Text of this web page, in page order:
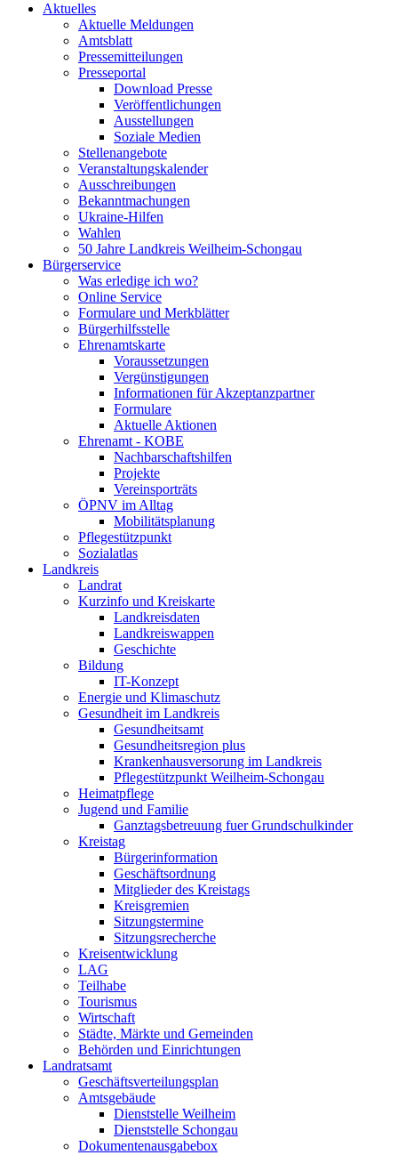
Aktuelles
Aktuelle Meldungen
Amtsblatt
Pressemitteilungen
Presseportal
Download Presse
Veröffentlichungen
Ausstellungen
Soziale Medien
Stellenangebote
Veranstaltungskalender
Ausschreibungen
Bekanntmachungen
Ukraine-Hilfen
Wahlen
50 Jahre Landkreis Weilheim-Schongau
Bürgerservice
Was erledige ich wo?
Online Service
Formulare und Merkblätter
Bürgerhilfsstelle
Ehrenamtskarte
Voraussetzungen
Vergünstigungen
Informationen für Akzeptanzpartner
Formulare
Aktuelle Aktionen
Ehrenamt - KOBE
Nachbarschaftshilfen
Projekte
Vereinsporträts
ÖPNV im Alltag
Mobilitätsplanung
Pflegestützpunkt
Sozialatlas
Landkreis
Landrat
Kurzinfo und Kreiskarte
Landkreisdaten
Landkreiswappen
Geschichte
Bildung
IT-Konzept
Energie und Klimaschutz
Gesundheit im Landkreis
Gesundheitsamt
Gesundheitsregion plus
Krankenhausversorung im Landkreis
Pflegestützpunkt Weilheim-Schongau
Heimatpflege
Jugend und Familie
Ganztagsbetreuung fuer Grundschulkinder
Kreistag
Bürgerinformation
Geschäftsordnung
Mitglieder des Kreistags
Kreisgremien
Sitzungstermine
Sitzungsrecherche
Kreisentwicklung
LAG
Teilhabe
Tourismus
Wirtschaft
Städte, Märkte und Gemeinden
Behörden und Einrichtungen
Landratsamt
Geschäftsverteilungsplan
Amtsgebäude
Dienststelle Weilheim
Dienststelle Schongau
Dokumentenausgabebox